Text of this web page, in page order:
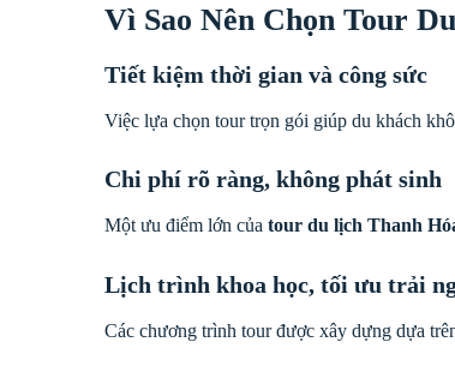
Vì Sao Nên Chọn Tour
Tiết kiệm thời gian và công sức
Việc lựa chọn tour trọn gói giúp du khách
Chi phí rõ ràng, không phát sinh
Một ưu điểm lớn của tour du lịch Thanh
Lịch trình khoa học, tối ưu trải
Các chương trình tour được xây dựng dựa